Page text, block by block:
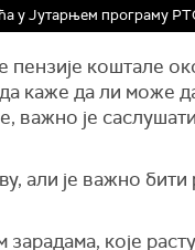
у Јутарњем програму
коштале
каже да ли може
важно је
али је важно бити
које